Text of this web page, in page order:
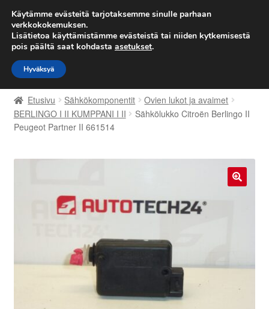
TOIMITUS alkaen 7 EUR
Siirry
navigointiin
Siirry
sisältöön
Etusivu
Kärry
Maailmanlaajuinen toimitus
Meistä
Etusivu Sähkökomponentit
Ovien lukot ja avaimet
BERLINGO I II KUMPPANI I II
Sähkölukko Citroën Berlingo II
Peugeot Partner II 661514
Käytämme evästeitä tarjotaksemme sinulle parhaan
verkkokokemuksen.
Lisätietoa käyttämistämme evästeistä tai niiden kytkemisestä
pois päältä saat kohdasta asetukset.
Hyväksyä